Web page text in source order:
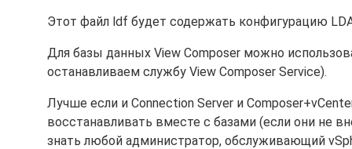
Этот файл ldf будет содержать конфигурацию
Для базы данных View Composer можно
останавливаем службу View Composer Service).
Лучше если и Connection Server и
восстанавливать вместе с базами (если они не
знать любой администратор, обслуживающий